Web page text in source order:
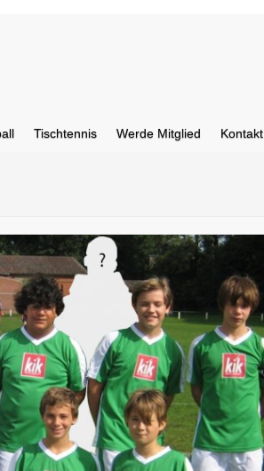
Tischtennis Werde Mitglied Kontakt